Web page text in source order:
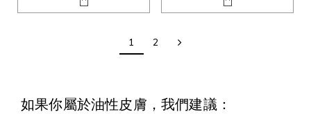
1 2
如果你屬於油性皮膚，我們建議：